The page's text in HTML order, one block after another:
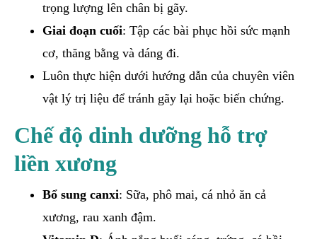
trọng lượng lên chân bị gãy.
Giai đoạn cuối: Tập các bài phục hồi sức mạnh
cơ, thăng bằng và dáng đi.
Luôn thực hiện dưới hướng dẫn của chuyên viên
vật lý trị liệu để tránh gãy lại hoặc biến chứng.
Chế độ dinh dưỡng hỗ trợ
liền xương
Bổ sung canxi: Sữa, phô mai, cá nhỏ ăn cả
xương, rau xanh đậm.